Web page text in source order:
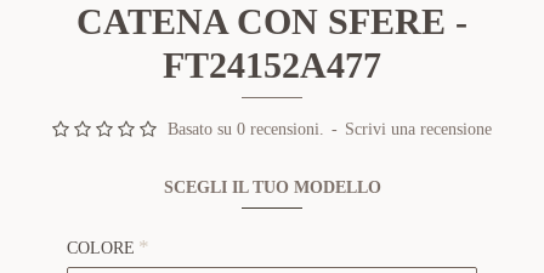
CATENA CON SFERE -
FT24152A477
Basato su 0 recensioni. - Scrivi una recensione
SCEGLI IL TUO MODELLO
COLORE